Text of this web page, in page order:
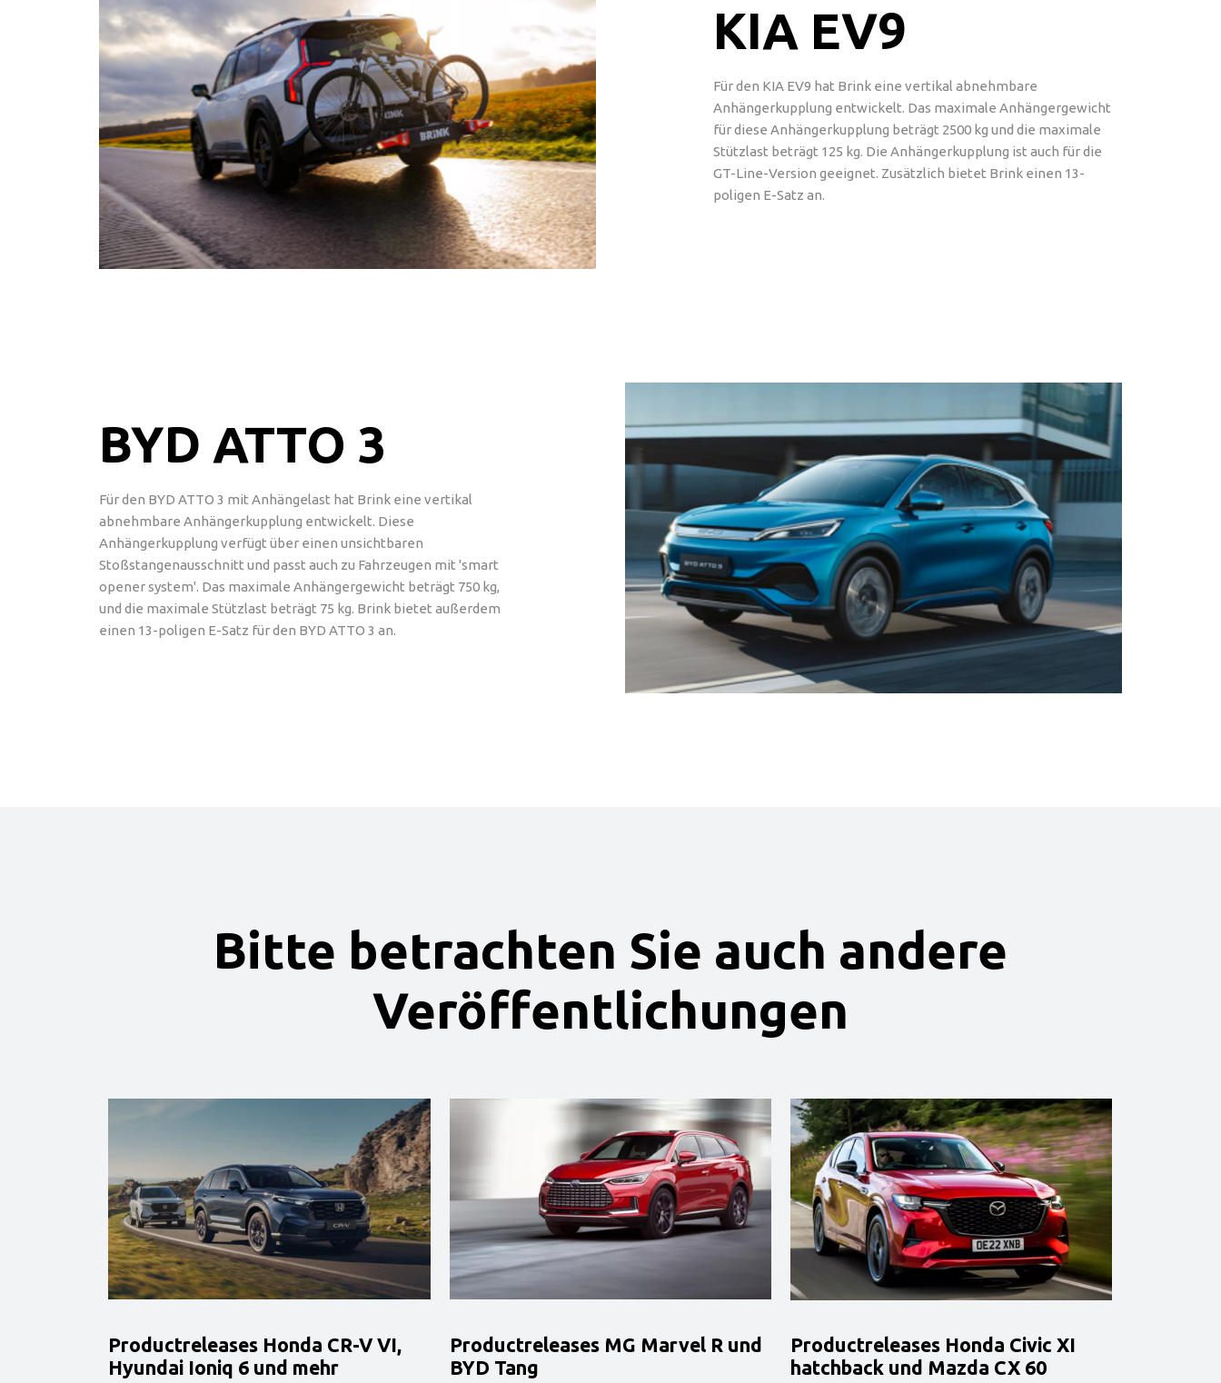
KIA EV9
Für den KIA EV9 hat Brink eine vertikal abnehmbare
Anhängerkupplung entwickelt. Das maximale Anhängergewicht
für diese Anhängerkupplung beträgt 2500 kg und die maximale
Stützlast beträgt 125 kg. Die Anhängerkupplung ist auch für die
GT-Line-Version geeignet. Zusätzlich bietet Brink einen 13-
poligen E-Satz an.
BYD ATTO 3
Für den BYD ATTO 3 mit Anhängelast hat Brink eine vertikal
abnehmbare Anhängerkupplung entwickelt. Diese
Anhängerkupplung verfügt über einen unsichtbaren
Stoßstangenausschnitt und passt auch zu Fahrzeugen mit 'smart
opener system'. Das maximale Anhängergewicht beträgt 750 kg,
und die maximale Stützlast beträgt 75 kg. Brink bietet außerdem
einen 13-poligen E-Satz für den BYD ATTO 3 an.
Bitte betrachten Sie auch andere
Veröffentlichungen
Productreleases Honda CR-V VI,
Hyundai Ioniq 6 und mehr
Productreleases MG Marvel R und
BYD Tang
Productreleases Honda Civic XI
hatchback und Mazda CX 60